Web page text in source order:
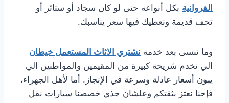
الفروانية بكل أنواعه حتى لو كان سجاد أو ستائر أو
تحف قديمة ونعطيك فيها سعر يناسبك.
وما ننسى بعد خدمة نشتري الاثاث المستعمل خيطان
الي تخدم شريحة كبيرة من المقيمين والمواطنين الي
يبون أسعار عادلة وسرعة في الإنجاز. أما لأهل الجهراء،
فإحنا نعتز بثقتكم وعلشان جذي خصصنا سيارات نقل